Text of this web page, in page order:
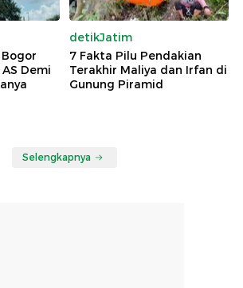
Demi
detikJatim
7 Fakta Pilu Pendakian
Terakhir Maliya dan Irfan di
Gunung Piramid
Selengkapnya